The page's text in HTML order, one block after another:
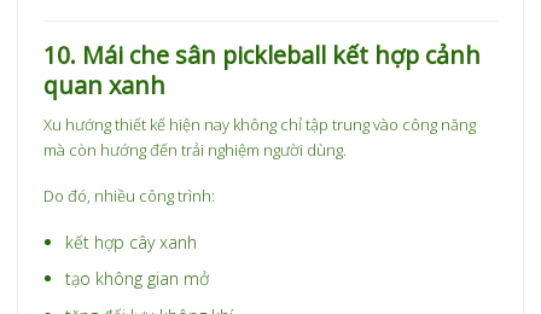
10. Mái che sân pickleball kết hợp cảnh
quan xanh
Xu hướng thiết kế hiện nay không chỉ tập trung vào công năng
mà còn hướng đến trải nghiệm người dùng.
Do đó, nhiều công trình:
kết hợp cây xanh
tạo không gian mở